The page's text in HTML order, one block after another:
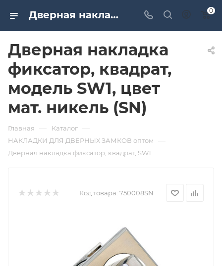
Дверная накладка фиксатор, квадрат, модель SW1, цвет мат. никель (SN). Дверная и мебельная фурнитура САМИР-КИЛИТ | Оптовые поставки 0
Дверная накладка
фиксатор, квадрат,
модель SW1, цвет
мат. никель (SN)
Главная — Каталог —
НАКЛАДКИ ДЛЯ ДВЕРНЫХ ЗАМКОВ оптом —
Дверная накладка фиксатор, квадрат, SW1
Код товара: 750008SN